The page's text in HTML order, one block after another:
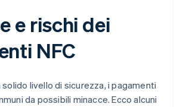
e rischi dei
NFC
livello di sicurezza, i pagamenti
da possibili minacce. Ecco alcuni